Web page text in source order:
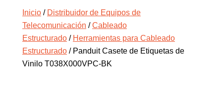
Inicio / Distribuidor de Equipos de
Telecomunicación /Cableado
Estructurado / Herramientas para Cableado
Estructurado / Panduit Casete de Etiquetas de
Vinilo T038X000VPC-BK